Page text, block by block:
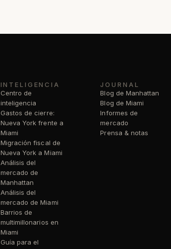
INTELIGENCIA
Centro de
inteligencia
Gastos de cierre:
Nueva York frente a
Miami
Migración fiscal de
Nueva York a Miami
Análisis del
mercado de
Manhattan
Análisis del
mercado de Miami
Barrios de
multimillonarios en
Miami
Guía para el
JOURNAL
Blog de Manhattan
Blog de Miami
Informes de
mercado
Prensa & notas